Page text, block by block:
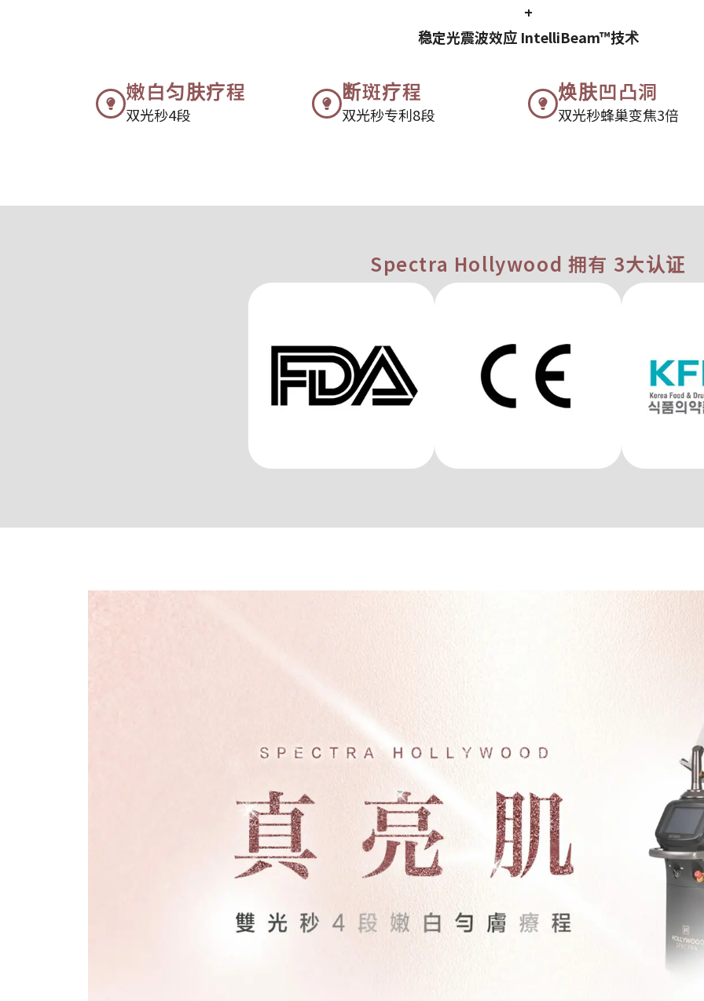
+
稳定光震波效应 IntelliBeam™技术
嫩白匀肤疗程
双光秒4段
断斑疗程
双光秒专利8段
焕肤凹凸洞
双光秒蜂巢变焦3倍
Spectra Hollywood 拥有 3大认证